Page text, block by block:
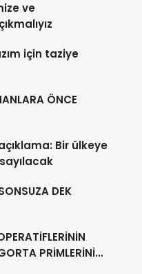
ve
için taziye
ÖNCE
Bir ülkeye
DEK
PRİMLERİNİ